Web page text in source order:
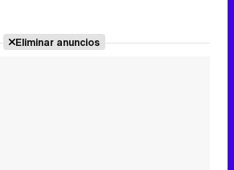
Eliminar anuncios